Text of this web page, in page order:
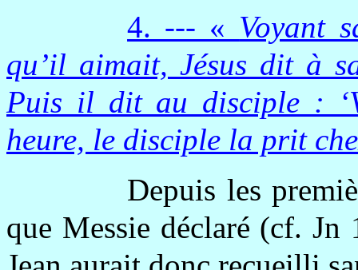
4. --- « Voyant
qu’il aimait, Jésus dit à
Puis il dit au disciple :
heure, le disciple la prit
Depuis les
que Messie déclaré (cf. Jn